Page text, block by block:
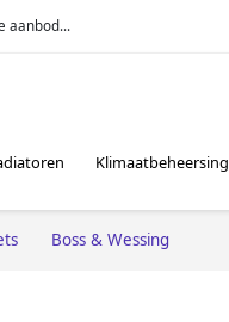
aanbod...
Klimaatbeheersing
Boss & Wessing